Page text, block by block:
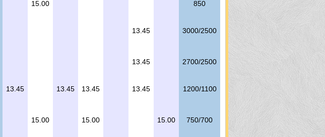
15.00 850
13.45 3000/2500
13.45 2700/2500
13.45 13.45 13.45 13.45 1200/1100
15.00 15.00 15.00 750/700